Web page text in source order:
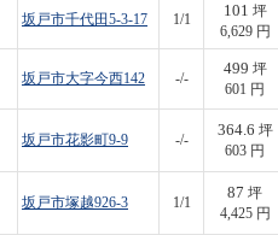
坂戸市千代田5-3-17 1/1
101 坪
6,629 円
坂戸市大字今西142 -/-
499 坪
601 円
坂戸市花影町9-9 -/-
364.6 坪
603 円
坂戸市塚越926-3 1/1
87 坪
4,425 円